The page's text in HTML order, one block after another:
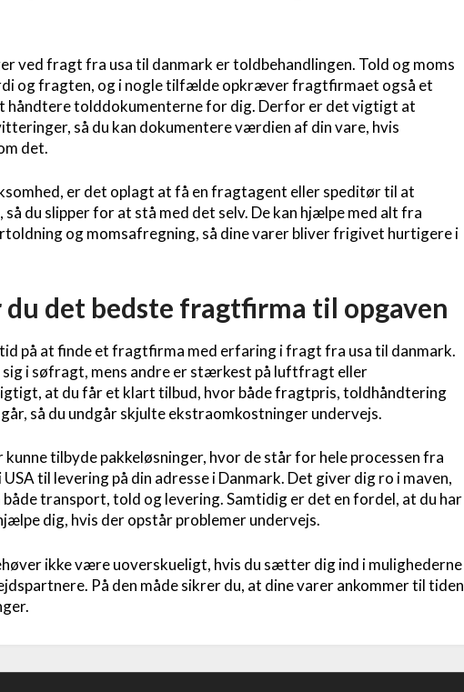
ved fragt fra usa til danmark er toldbehandlingen. Told og moms
og fragten, og i nogle tilfælde opkræver fragtfirmaet også et
håndtere tolddokumenterne for dig. Derfor er det vigtigt at
så du kan dokumentere værdien af din vare, hvis
det.
er det oplagt at få en fragtagent eller speditør til at
du slipper for at stå med det selv. De kan hjælpe med alt fra
og momsafregning, så dine varer bliver frigivet hurtigere i
det bedste fragtfirma til opgaven
på at finde et fragtfirma med erfaring i fragt fra usa til danmark.
i søfragt, mens andre er stærkest på luftfragt eller
at du får et klart tilbud, hvor både fragtpris, toldhåndtering
så du undgår skjulte ekstraomkostninger undervejs.
tilbyde pakkeløsninger, hvor de står for hele processen fra
til levering på din adresse i Danmark. Det giver dig ro i maven,
både transport, told og levering. Samtidig er det en fordel, at du har
dig, hvis der opstår problemer undervejs.
ikke være uoverskueligt, hvis du sætter dig ind i mulighederne
På den måde sikrer du, at dine varer ankommer til tiden